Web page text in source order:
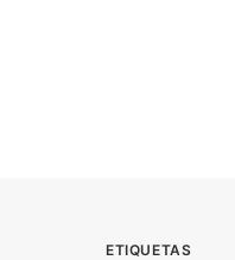
ETIQUETAS